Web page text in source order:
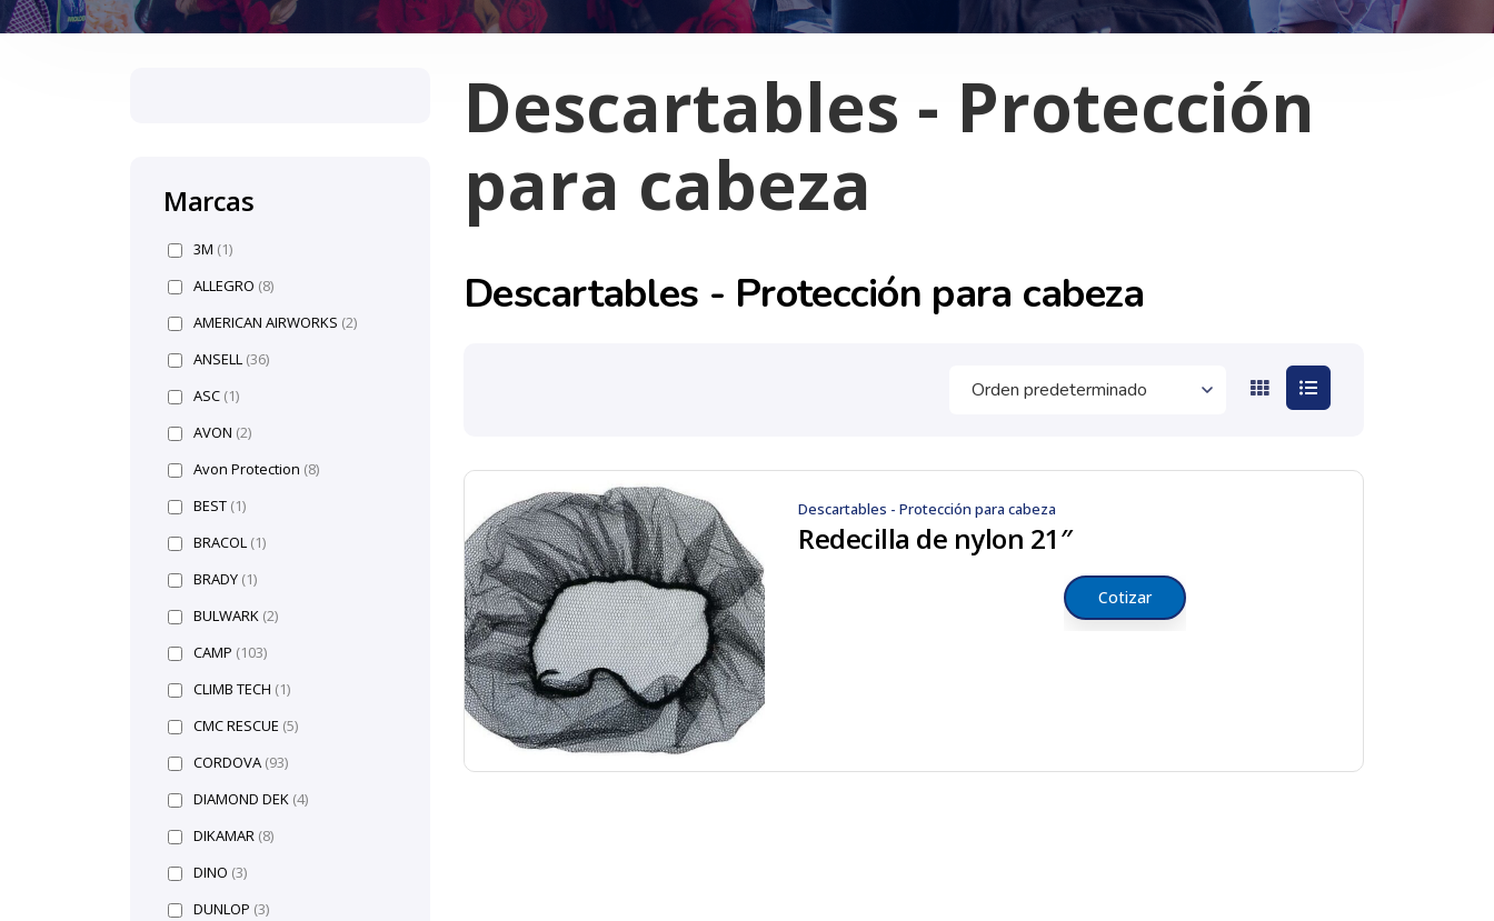
Descartables - Protección
para cabeza
Descartables - Protección para cabeza
Descartables - Protección para cabeza
Redecilla de nylon 21″
Cotizar
Marcas
3M (1)
ALLEGRO (8)
AMERICAN AIRWORKS (2)
ANSELL (36)
ASC (1)
AVON (2)
Avon Protection (8)
BEST (1)
BRACOL (1)
BRADY (1)
BULWARK (2)
CAMP (103)
CLIMB TECH (1)
CMC RESCUE (5)
CORDOVA (93)
DIAMOND DEK (4)
DIKAMAR (8)
DINO (3)
DUNLOP (3)